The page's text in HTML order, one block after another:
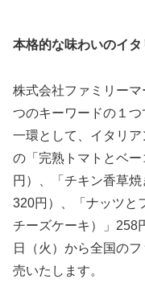
本格的な味わいのイタ
株式会社ファミリー
つのキーワードの１
一環として、イタリ
の「完熟トマトとベ
円）、「チキン香草
320円）、「ナッツと
チーズケーキ）」258
日（火）から全国の
売いたします。